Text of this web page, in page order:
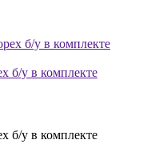
б/у в комплекте
б/у в комплекте